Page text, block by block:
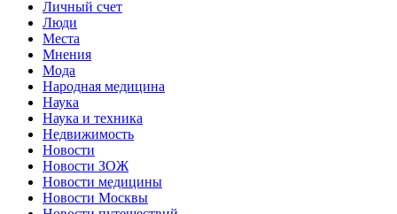
Личный счет
Люди
Места
Мнения
Мода
Народная медицина
Наука
Наука и техника
Недвижимость
Новости
Новости ЗОЖ
Новости медицины
Новости Москвы